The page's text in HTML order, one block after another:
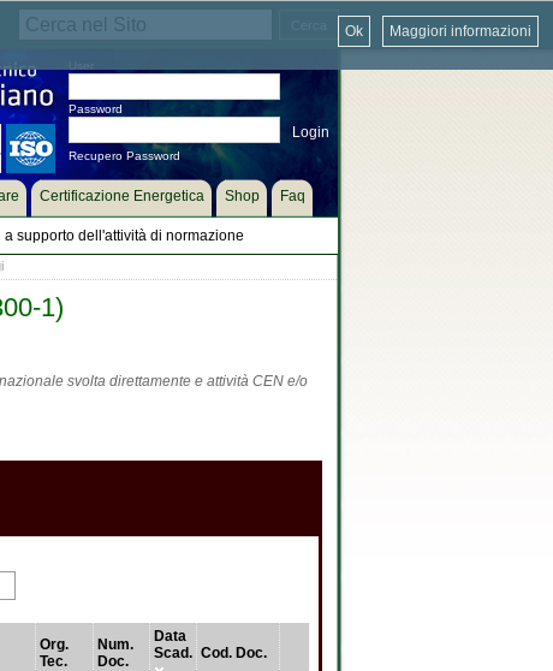
Password
Recupero Password
a supporto dell'attività di normazione
Certificazione Energetica Shop Faq
1)
svolta direttamente e attività CEN e/o
Org.
Tec.
Num.
Doc.
Data
Scad. Cod. Doc.
Maggiori informazioni
Ok